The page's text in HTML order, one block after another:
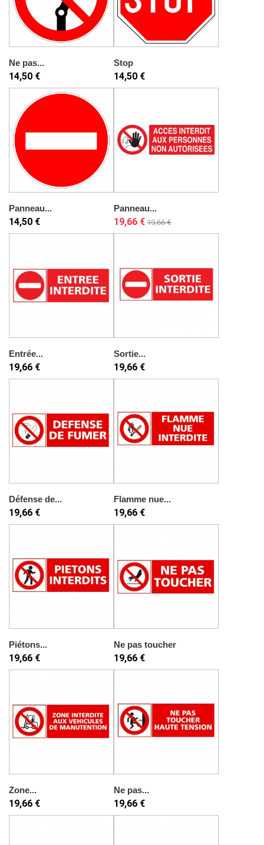
Ne pas...
14,50 €
Stop
14,50 €
Panneau...
14,50 €
Panneau...
19,66 € 19,66 €
Entrée...
19,66 €
Sortie...
19,66 €
Défense de...
19,66 €
Flamme nue...
19,66 €
Piétons...
19,66 €
Ne pas toucher
19,66 €
Zone...
19,66 €
Ne pas...
19,66 €